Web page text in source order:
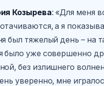
Козырева: «Для меня
а я
был тяжелый день – на
было уже совершенно
без излишнего
уверенно, мне